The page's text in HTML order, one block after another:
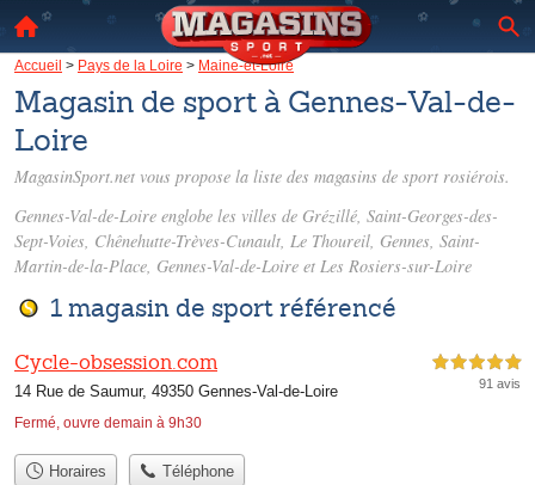
Accueil > Pays de la Loire > Maine-et-Loire
Magasin de sport à Gennes-Val-de-
Loire
MagasinSport.net vous propose la liste des magasins de sport rosiérois.
Gennes-Val-de-Loire englobe les villes de Grézillé, Saint-Georges-des-
Sept-Voies, Chênehutte-Trèves-Cunault, Le Thoureil, Gennes, Saint-
Martin-de-la-Place, Gennes-Val-de-Loire et Les Rosiers-sur-Loire
1 magasin de sport référencé
Cycle-obsession.com
14 Rue de Saumur, 49350 Gennes-Val-de-Loire
Fermé, ouvre demain à 9h30
5,0 étoiles sur 5
91 avis
Horaires Téléphone